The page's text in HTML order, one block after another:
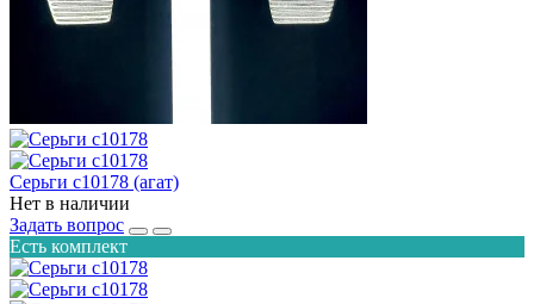
Серьги с10178 (агат)
Нет в наличии
Задать вопрос
Есть комплект